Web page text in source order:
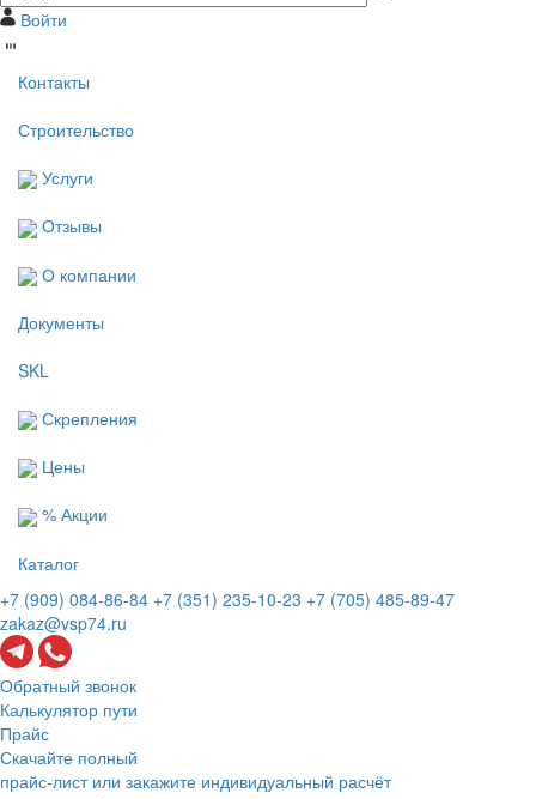
Войти
Контакты
Строительство
Услуги
Отзывы
О компании
Документы
SKL
Скрепления
Цены
% Акции
Каталог
+7 (909) 084-86-84 +7 (351) 235-10-23 +7 (705) 485-89-47
zakaz@vsp74.ru
Обратный звонок
Калькулятор пути
Прайс
Скачайте полный
прайс-лист или закажите индивидуальный расчёт